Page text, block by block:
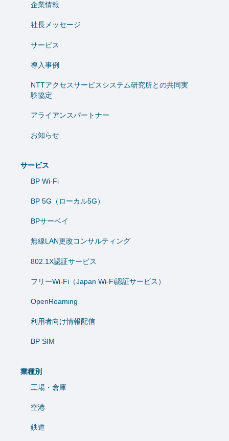
企業情報
社長メッセージ
サービス
導入事例
NTTアクセスサービスシステム研究所との共同実
験協定
アライアンスパートナー
お知らせ
サービス
BP Wi-Fi
BP 5G（ローカル5G）
BPサーベイ
無線LAN更改コンサルティング
802.1X認証サービス
フリーWi-Fi（Japan Wi-Fi認証サービス）
OpenRoaming
利用者向け情報配信
BP SIM
業種別
工場・倉庫
空港
鉄道